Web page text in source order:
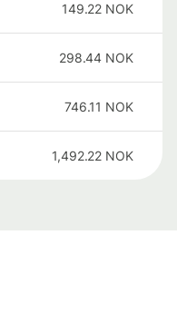
149.22 NOK
298.44 NOK
746.11 NOK
1,492.22 NOK